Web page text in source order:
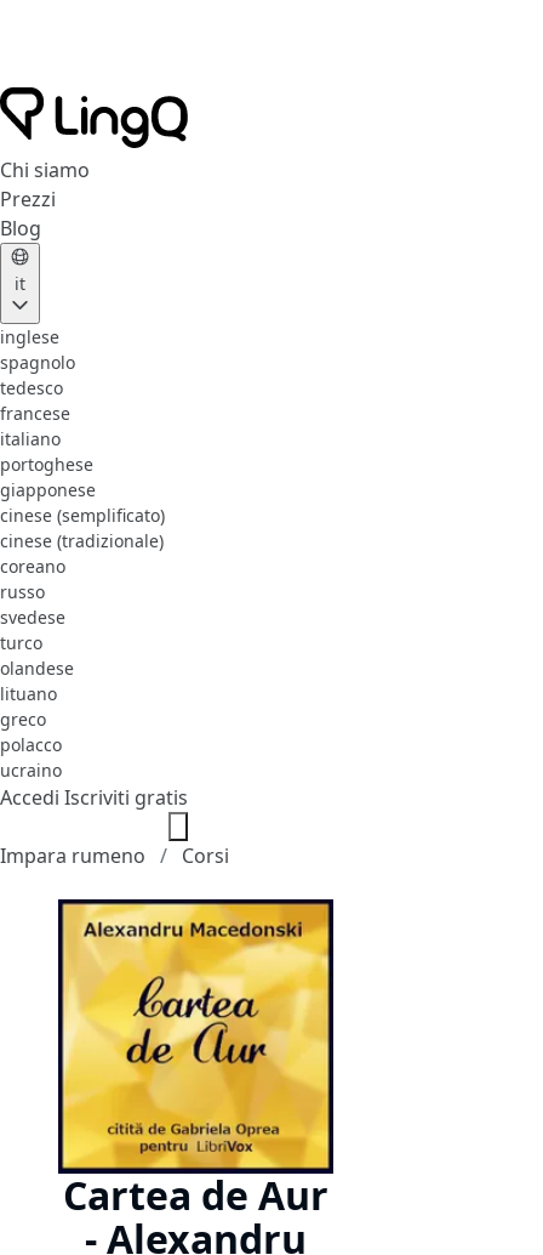
Chi siamo
Prezzi
Blog
it
inglese
spagnolo
tedesco
francese
italiano
portoghese
giapponese
cinese (semplificato)
cinese (tradizionale)
coreano
russo
svedese
turco
olandese
lituano
greco
polacco
ucraino
Accedi Iscriviti gratis
Impara rumeno Corsi
Cartea de Aur
- Alexandru